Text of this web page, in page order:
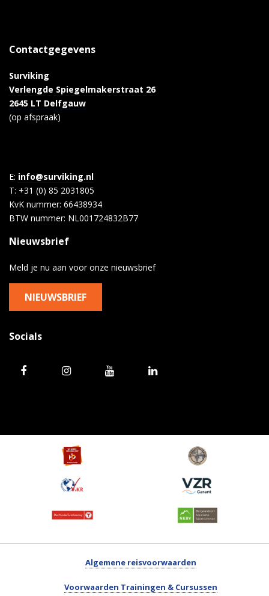
Contactgegevens
Surviking
Verlengde Spiegelmakerstraat 26
2645 LT Delfgauw
(op afspraak)
E: info@surviking.nl
T: +31 (0) 85 2031805
KvK nummer: 66438934
BTW nummer: NL001724832B77
Nieuwsbrief
Meld je nu aan voor onze nieuwsbrief
NIEUWSBRIEF
Socials
Algemene reisvoorwaarden
Voorwaarden Trainingen & Cursussen